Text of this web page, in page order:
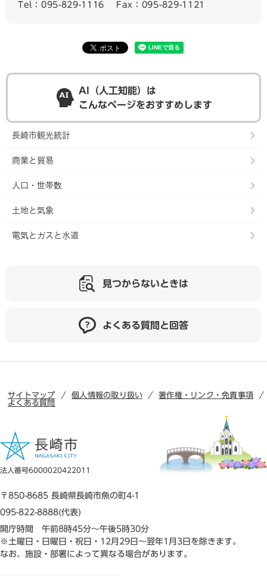
Tel：095-829-1116
Fax：095-829-1121
AI（人工知能）は
こんなページをおすすめします
長崎市観光統計
商業と貿易
人口・世帯数
土地と気象
電気とガスと水道
見つからないときは
よくある質問と回答
サイトマップ 個人情報の取り扱い
著作権・リンク・免責事項
よくある質問
法人番号6000020422011
〒850-8685 長崎県長崎市魚の町4-1
095-822-8888(代表)
開庁時間 午前8時45分～午後5時30分
※土曜日・日曜日・祝日・12月29日～翌年1月3日を除きます。
なお、施設・部署によって異なる場合があります。